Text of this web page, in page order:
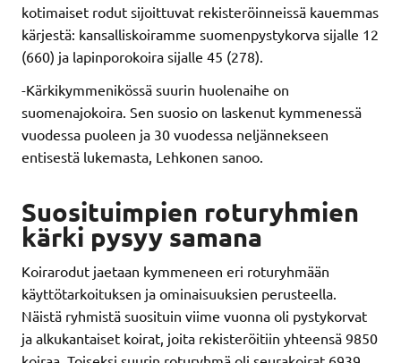
kotimaiset rodut sijoittuvat rekisteröinneissä kauemmas
kärjestä: kansalliskoiramme suomenpystykorva sijalle 12
(660) ja lapinporokoira sijalle 45 (278).
-Kärkikymmenikössä suurin huolenaihe on
suomenajokoira. Sen suosio on laskenut kymmenessä
vuodessa puoleen ja 30 vuodessa neljännekseen
entisestä lukemasta, Lehkonen sanoo.
Suosituimpien roturyhmien
kärki pysyy samana
Koirarodut jaetaan kymmeneen eri roturyhmään
käyttötarkoituksen ja ominaisuuksien perusteella.
Näistä ryhmistä suosituin viime vuonna oli pystykorvat
ja alkukantaiset koirat, joita rekisteröitiin yhteensä 9850